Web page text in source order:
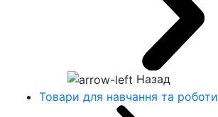
Назад
Товари для навчання та роботи